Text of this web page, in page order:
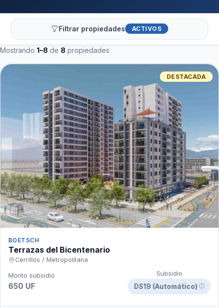
Filtrar propiedades ACTIVOS
Mostrando 1–8 de 8 propiedades
DESTACADA
BOETSCH
Terrazas del Bicentenario
Cerrillos / Metropolitana
Monto subsidio
650 UF
Subsidio
DS19 (Automático) ⓘ